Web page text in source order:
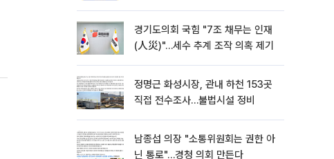
경기도의회 국힘 "7조 채무는 인재
(人災)"…세수 추계 조작 의혹 제기
정명근 화성시장, 관내 하천 153곳
직접 전수조사…불법시설 정비
남종섭 의장 "소통위원회는 권한 아
닌 통로"…경청 의회 만든다